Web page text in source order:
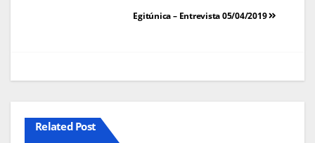
NavegaçãoEgitúnica – Entrevista 05/04/2019
Related Post